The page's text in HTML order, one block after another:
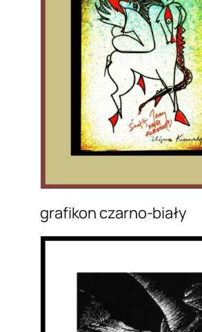
grafikon czarno-biały